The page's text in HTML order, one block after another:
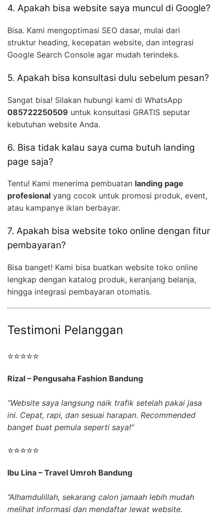
4. Apakah bisa website saya muncul di Google?
Bisa. Kami mengoptimasi SEO dasar, mulai dari
struktur heading, kecepatan website, dan integrasi
Google Search Console agar mudah terindeks.
5. Apakah bisa konsultasi dulu sebelum pesan?
Sangat bisa! Silakan hubungi kami di WhatsApp
085722250509 untuk konsultasi GRATIS seputar
kebutuhan website Anda.
6. Bisa tidak kalau saya cuma butuh landing
page saja?
Tentu! Kami menerima pembuatan landing page
profesional yang cocok untuk promosi produk, event,
atau kampanye iklan berbayar.
7. Apakah bisa website toko online dengan fitur
pembayaran?
Bisa banget! Kami bisa buatkan website toko online
lengkap dengan katalog produk, keranjang belanja,
hingga integrasi pembayaran otomatis.
Testimoni Pelanggan
⭐⭐⭐⭐⭐
Rizal – Pengusaha Fashion Bandung
“Website saya langsung naik trafik setelah pakai jasa
ini. Cepat, rapi, dan sesuai harapan. Recommended
banget buat pemula seperti saya!”
⭐⭐⭐⭐⭐
Ibu Lina – Travel Umroh Bandung
“Alhamdulillah, sekarang calon jamaah lebih mudah
melihat informasi dan mendaftar lewat website.